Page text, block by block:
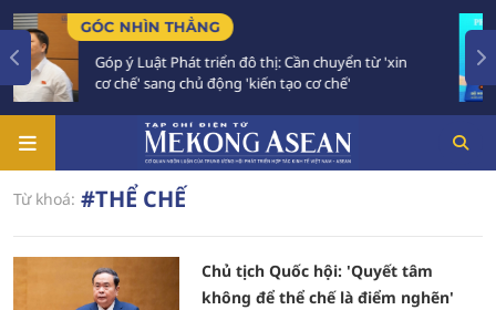
GÓC NHÌN THẲNG
Góp ý Luật Phát triển đô thị: Cần chuyển từ 'xin
cơ chế' sang chủ động 'kiến tạo cơ chế'
Từ khoá: #THỂ CHẾ
Chủ tịch Quốc hội: 'Quyết tâm
không để thể chế là điểm nghẽn'